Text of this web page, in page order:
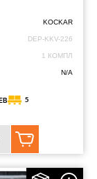
KOCKAR
DEP-KKV-226
1 КОМПЛ
N/A
5